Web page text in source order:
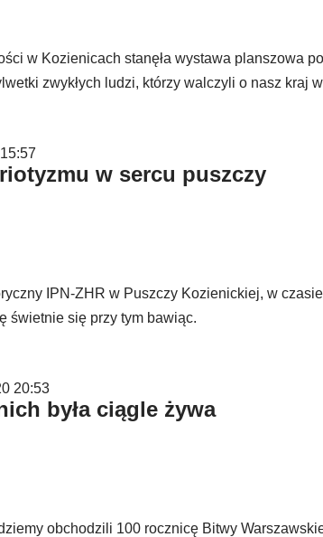
w Kozienicach stanęła wystawa planszowa
zwykłych ludzi, którzy walczyli o nasz kraj
w sercu puszczy
IPN-ZHR w Puszczy Kozienickiej, w
świetnie się przy tym bawiąc.
20:53
była ciągle żywa
obchodzili 100 rocznicę Bitwy